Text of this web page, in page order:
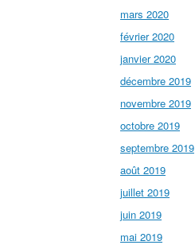
mars 2020
février 2020
janvier 2020
décembre 2019
novembre 2019
octobre 2019
septembre 2019
août 2019
juillet 2019
juin 2019
mai 2019